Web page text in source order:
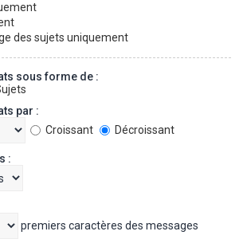
des sujets uniquement
sous forme de :
par :
Croissant
Décroissant
:
premiers caractères des messages